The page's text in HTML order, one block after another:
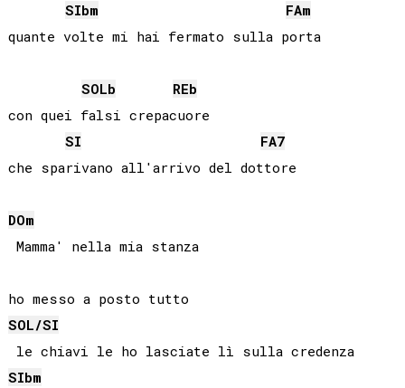
SIbm FAm
quante volte mi hai fermato sulla porta
SOLb
REb
con quei falsi crepacuore
SI
FA7
DOm
Mamma' nella mia stanza
SOL/SI
le chiavi le ho lasciate lì sulla credenza
SIbm